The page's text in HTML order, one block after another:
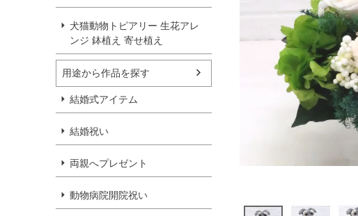
犬猫動物トピアリー 生花アレ
ンジ 鉢植え 寄せ植え
用途から作品を探す
結婚式アイテム
結婚祝い
両親へプレゼント
動物病院開院祝い